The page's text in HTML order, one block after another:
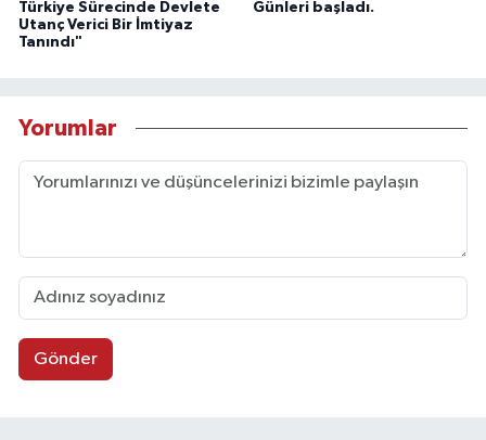
Türkiye Sürecinde Devlete
Utanç Verici Bir İmtiyaz
Tanındı"
Günleri başladı.
Yorumlar
Gönder